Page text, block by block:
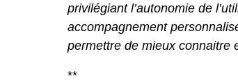
privilégiant l’autonomie de
accompagnement
permettre de mieux connaitre
**